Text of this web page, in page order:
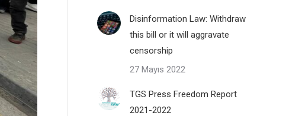
Disinformation Law: Withdraw
this bill or it will aggravate
censorship
27 Mayıs 2022
TGS Press Freedom Report
2021-2022